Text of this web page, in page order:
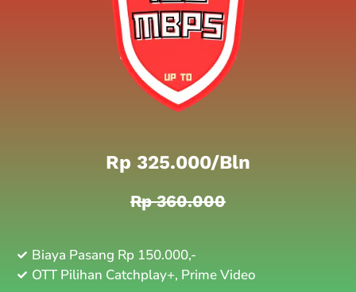
Rp 325.000/bln
Rp 360.000
Biaya Pasang Rp 150.000,-
OTT Pilihan Catchplay+, Prime Video